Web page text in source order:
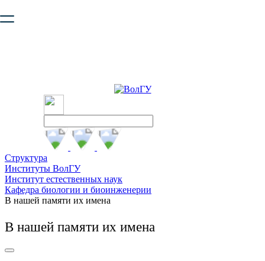
безопасную работу с сайтом. Пожалуйста
Структура
Институты ВолГУ
Институт естественных наук
Кафедра биологии и биоинженерии
В нашей памяти их имена
В нашей памяти их имена